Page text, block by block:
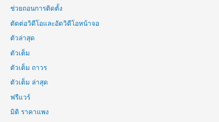
ช่วยถอนการติดตั้ง
ตัดต่อวิดีโอและอัดวิดีโอหน้าจอ
ตัวล่าสุด
ตัวเต็ม
ตัวเต็ม ถาวร
ตัวเต็ม ล่าสุด
ฟรีแวร์
มิติ ราคาแพง